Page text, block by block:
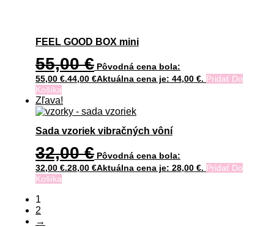
FEEL GOOD BOX mini
55,00€ Pôvodná cena bola:
55,00 €.44,00 €Aktuálna cena je: 44,00 €. Pridať Do
Košíka
Zľava!
Sada vzoriek vibračných vôní
32,00€ Pôvodná cena bola:
32,00 €.28,00 €Aktuálna cena je: 28,00 €. Pridať Do
Košíka
1
2
→